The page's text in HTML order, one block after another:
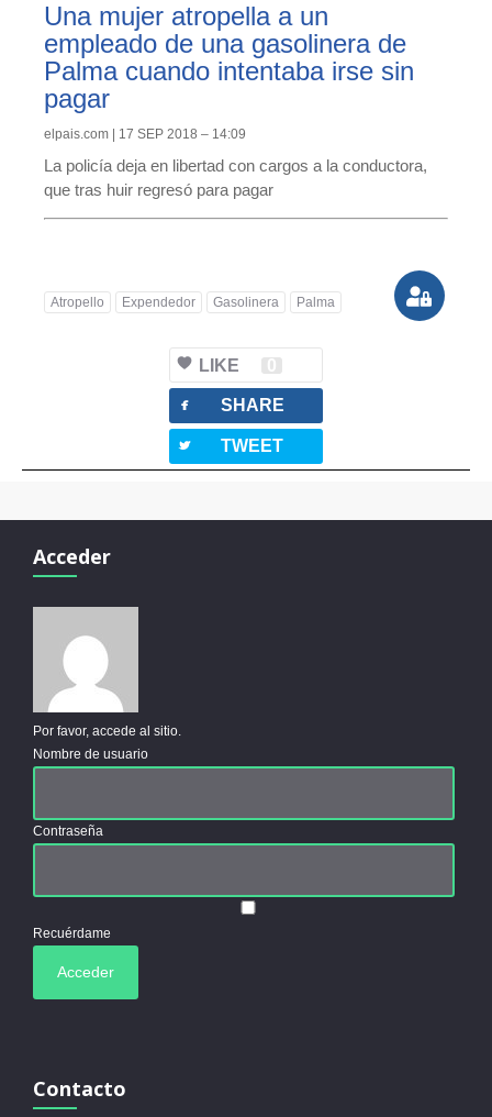
Una mujer atropella a un
empleado de una gasolinera de
Palma cuando intentaba irse sin
pagar
elpais.com | 17 SEP 2018 – 14:09
La policía deja en libertad con cargos a la conductora,
que tras huir regresó para pagar
Atropello Expendedor Gasolinera Palma
LIKE 0
facebook SHARE
twitterbird TWEET
Acceder
Por favor, accede al sitio.
Nombre de usuario
Contraseña
Recuérdame
Contacto